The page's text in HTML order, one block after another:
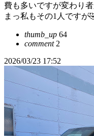
費も多いですが変わり
まっ私もその1人ですが
thumb_up 64
comment2
2026/03/23 17:52